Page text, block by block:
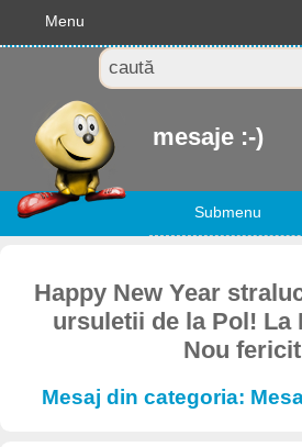
Menu
mesaje :-)
Submenu
Happy New Year
ursuletii de la Pol! La
Nou
Mesaj din categoria: